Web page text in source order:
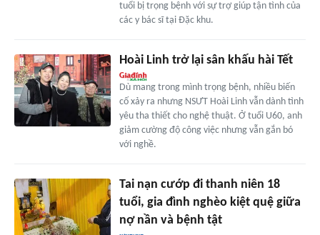
tuổi bị trọng bệnh với sự trợ giúp tận tình của
các y bác sĩ tại Đặc khu.
Hoài Linh trở lại sân khấu hài Tết
Dù mang trong mình trọng bệnh, nhiều biến
cố xảy ra nhưng NSƯT Hoài Linh vẫn dành tình
yêu tha thiết cho nghệ thuật. Ở tuổi U60, anh
giảm cường độ công việc nhưng vẫn gắn bó
với nghề.
Tai nạn cướp đi thanh niên 18
tuổi, gia đình nghèo kiệt quệ giữa
nợ nần và bệnh tật